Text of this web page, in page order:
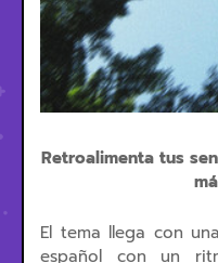
Retroalimenta tus
El tema llega con
español con un